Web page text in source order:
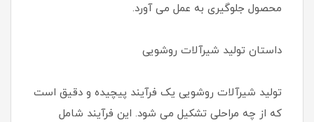
محصول جلوگیری به عمل می آورد.
داستان تولید شیرآلات روشویی
تولید شیرآلات روشویی یک فرآیند پیچیده و دقیق است
که از چه مراحلی تشکیل می شود. این فرآیند شامل